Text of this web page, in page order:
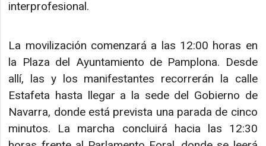
interprofesional.
La movilización comenzará a las 12:00 horas en
la Plaza del Ayuntamiento de Pamplona. Desde
allí, las y los manifestantes recorrerán la calle
Estafeta hasta llegar a la sede del Gobierno de
Navarra, donde está prevista una parada de cinco
minutos. La marcha concluirá hacia las 12:30